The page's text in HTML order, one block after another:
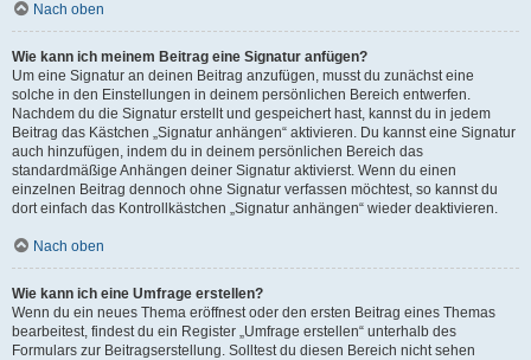
Nach oben
Wie kann ich meinem Beitrag eine Signatur anfügen?
Um eine Signatur an deinen Beitrag anzufügen, musst du zunächst eine
solche in den Einstellungen in deinem persönlichen Bereich entwerfen.
Nachdem du die Signatur erstellt und gespeichert hast, kannst du in jedem
Beitrag das Kästchen „Signatur anhängen“ aktivieren. Du kannst eine Signatur
auch hinzufügen, indem du in deinem persönlichen Bereich das
standardmäßige Anhängen deiner Signatur aktivierst. Wenn du einen
einzelnen Beitrag dennoch ohne Signatur verfassen möchtest, so kannst du
dort einfach das Kontrollkästchen „Signatur anhängen“ wieder deaktivieren.
Nach oben
Wie kann ich eine Umfrage erstellen?
Wenn du ein neues Thema eröffnest oder den ersten Beitrag eines Themas
bearbeitest, findest du ein Register „Umfrage erstellen“ unterhalb des
Formulars zur Beitragserstellung. Solltest du diesen Bereich nicht sehen